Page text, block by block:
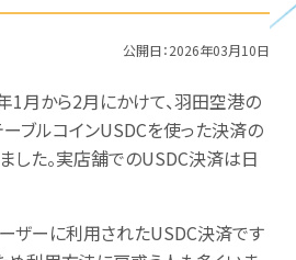
t
i
公開日：2026年03月10日
1月から2月にかけて、羽田空港の
ーブルコインUSDCを使った決済の
した。実店舗でのUSDC決済は日
ザーに利用されたUSDC決済です